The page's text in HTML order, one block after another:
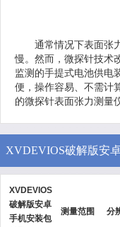
通常情况下表面张力
慢。然而，微探针
监测的手提式电池供电装
便，操作容易、不需
的微探针表面张力测量仪
XVDEVIOS破解版安
XVDEVIOS
破解版安卓
手机安装包
测量范围 分